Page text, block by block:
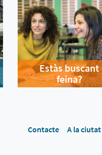
Estàs buscant
feina?
Contacte A la ciutat